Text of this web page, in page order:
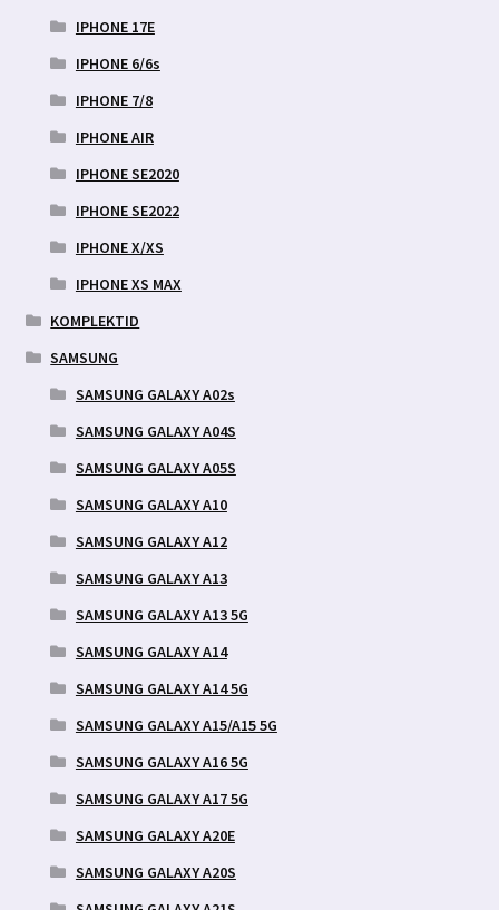
IPHONE 17E
IPHONE 6/6s
IPHONE 7/8
IPHONE AIR
IPHONE SE2020
IPHONE SE2022
IPHONE X/XS
IPHONE XS MAX
KOMPLEKTID
SAMSUNG
SAMSUNG GALAXY A02s
SAMSUNG GALAXY A04S
SAMSUNG GALAXY A05S
SAMSUNG GALAXY A10
SAMSUNG GALAXY A12
SAMSUNG GALAXY A13
SAMSUNG GALAXY A13 5G
SAMSUNG GALAXY A14
SAMSUNG GALAXY A14 5G
SAMSUNG GALAXY A15/A15 5G
SAMSUNG GALAXY A16 5G
SAMSUNG GALAXY A17 5G
SAMSUNG GALAXY A20E
SAMSUNG GALAXY A20S